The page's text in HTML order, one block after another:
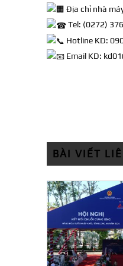
Địa chỉ nhà
Tel: (0272)
Hotline KD:
Email KD:
BÀI VIẾT